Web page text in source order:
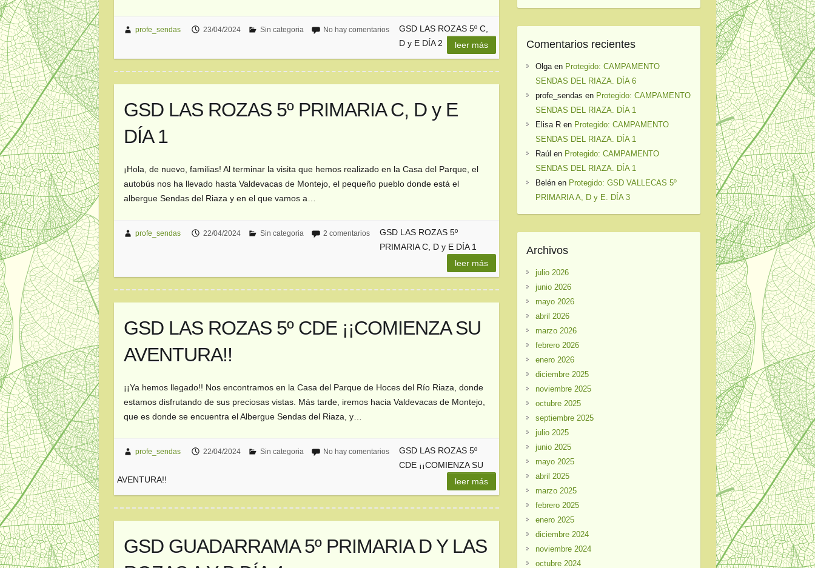
profe_sendas 23/04/2024 Sin categoria No hay comentarios
GSD LAS ROZAS 5º C,
D y E DÍA 2
leer más
GSD LAS ROZAS 5º PRIMARIA C, D y E
DÍA 1
¡Hola, de nuevo, familias! Al terminar la visita que hemos realizado en la Casa del Parque, el
autobús nos ha llevado hasta Valdevacas de Montejo, el pequeño pueblo donde está el
albergue Sendas del Riaza y en el que vamos a…
profe_sendas 22/04/2024 Sin categoria 2 comentarios
GSD LAS ROZAS 5º
PRIMARIA C, D y E DÍA 1
leer más
GSD LAS ROZAS 5º CDE ¡¡COMIENZA SU
AVENTURA!!
¡¡Ya hemos llegado!! Nos encontramos en la Casa del Parque de Hoces del Río Riaza, donde
estamos disfrutando de sus preciosas vistas. Más tarde, iremos hacia Valdevacas de Montejo,
que es donde se encuentra el Albergue Sendas del Riaza, y…
profe_sendas 22/04/2024 Sin categoria No hay comentarios
GSD LAS ROZAS 5º
CDE ¡¡COMIENZA SU
AVENTURA!!
leer más
GSD GUADARRAMA 5º PRIMARIA D Y LAS
Comentarios recientes
Olgaen Protegido: CAMPAMENTO
SENDAS DEL RIAZA. DÍA 6
profe_sendas en Protegido: CAMPAMENTO
SENDAS DEL RIAZA. DÍA 1
Elisa Ren Protegido: CAMPAMENTO
SENDAS DEL RIAZA. DÍA 1
Raúl en Protegido: CAMPAMENTO
SENDAS DEL RIAZA. DÍA 1
Belénen Protegido: GSD VALLECAS 5º
PRIMARIA A, D y E. DÍA 3
Archivos
julio 2026
junio 2026
mayo 2026
abril 2026
marzo 2026
febrero 2026
enero 2026
diciembre 2025
noviembre 2025
octubre 2025
septiembre 2025
julio 2025
junio 2025
mayo 2025
abril 2025
marzo 2025
febrero 2025
enero 2025
diciembre 2024
noviembre 2024
octubre 2024